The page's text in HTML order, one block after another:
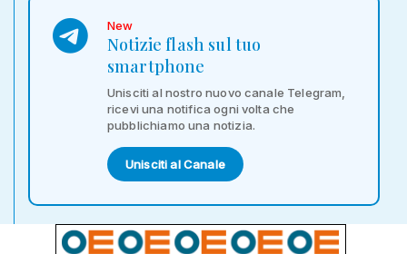
New
Notizie flash sul tuo
smartphone
Unisciti al nostro nuovo canale Telegram,
ricevi una notifica ogni volta che
pubblichiamo una notizia.
Unisciti al Canale